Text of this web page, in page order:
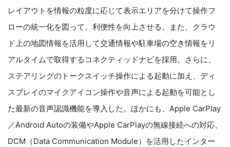
レイアウトを情報の粒度に応じて表示エリアを分けて操作フ
ローの統一化を図って、利便性を向上させる。また、クラウ
ド上の地図情報を活用して交通情報や駐車場の空き情報をリ
アルタイムで取得するコネクティッドナビを採用。さらに、
ステアリングのトークスイッチ操作による起動に加え、ディ
スプレイのマイクアイコン操作や音声による起動を可能とし
た最新の音声認識機能を導入した。ほかにも、Apple CarPlay
／Android Autoの装備やApple CarPlayの無線接続への対応、
DCM（Data Communication Module）を活用したインター